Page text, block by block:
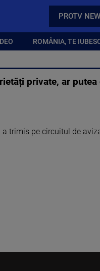
PROTV
ROMÂNIA, TE
private, ar
trimis pe circuitul de